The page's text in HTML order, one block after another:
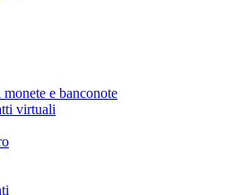
e banconote
virtuali